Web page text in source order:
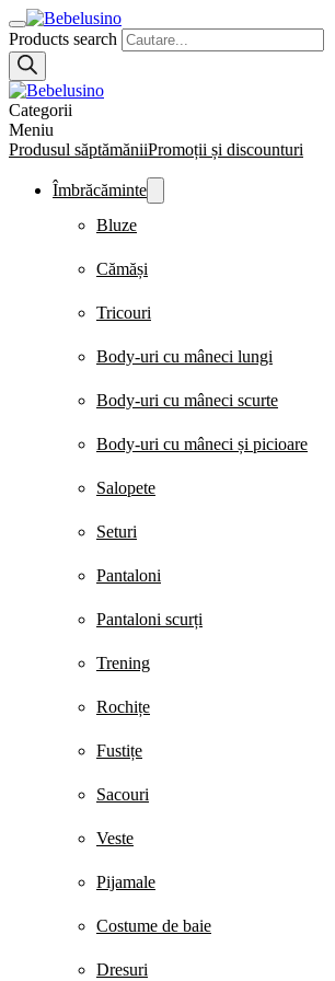
Products search
Categorii
Meniu
Produsul săptămăniiPromoții și discounturi
Îmbrăcăminte
Bluze
Cămăși
Tricouri
Body-uri cu mâneci lungi
Body-uri cu mâneci scurte
Body-uri cu mâneci și picioare
Salopete
Seturi
Pantaloni
Pantaloni scurți
Trening
Rochițe
Fustițe
Sacouri
Veste
Pijamale
Costume de baie
Dresuri